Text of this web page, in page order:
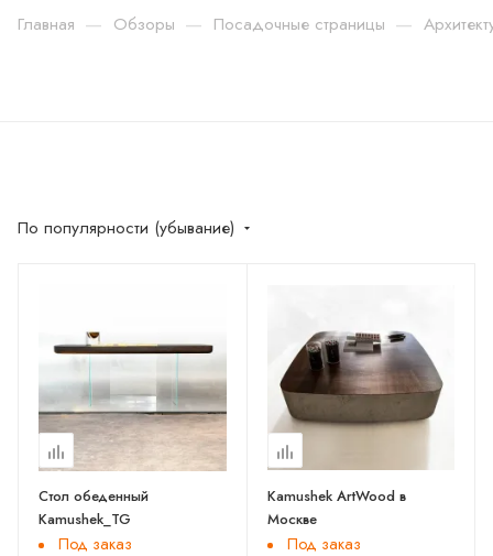
Главная — Обзоры — Посадочные страницы —
По популярности (убывание)
Стол обеденный
Kamushek_TG
Под заказ
Kamushek ArtWood в
Москве
Под заказ